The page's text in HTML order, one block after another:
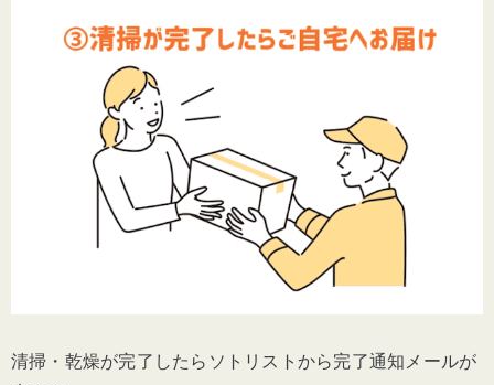
清掃・乾燥が完了したらソトリストから完了通知メールが